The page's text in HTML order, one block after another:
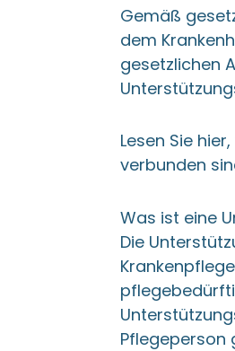
Gemäß
dem
gesetzlichen
Lesen Sie
verbunden
Was ist eine
Die
Pflegeperson